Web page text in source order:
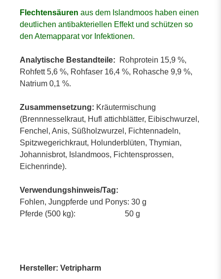
Flechtensäuren aus dem Islandmoos haben einen
deutlichen antibakteriellen Effekt und schützen so
den Atemapparat vor Infektionen.
Analytische Bestandteile:
Rohprotein 15,9 %,
Rohfett 5,6 %, Rohfaser 16,4 %, Rohasche 9,9 %,
Natrium 0,1 %.
Zusammensetzung: Kräutermischung
(Brennnesselkraut, Hufl attichblätter, Eibischwurzel,
Fenchel, Anis, Süßholzwurzel, Fichtennadeln,
Spitzwegerichkraut, Holunderblüten, Thymian,
Johannisbrot, Islandmoos, Fichtensprossen,
Eichenrinde).
Verwendungshinweis/Tag:
Fohlen, Jungpferde und Ponys: 30 g
Pferde (500 kg): 50 g
Hersteller: Vetripharm